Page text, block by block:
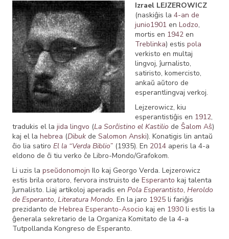
Izrael LEJZEROWICZ
(naskiĝis la 4-an de
junio1901 en Lodzo,
mortis en 1942en
Treblinka) estis pola
verkisto en multaj
lingvoj, ĵurnalisto,
satiristo, komercisto,
ankaŭ aŭtoro de
esperantlingvaj verkoj.
Lejzerowicz, kiu
esperantistiĝis en 1912,
tradukis el la jida lingvo (La Sorĉistino el Kastilio de Ŝalom Aŝ)
kaj el la hebrea (Dibukde Salomon Anski). Konatigis lin antaŭ
ĉio lia satiro El la “Verda Biblio”(1935). En 2014aperis la 4-a
eldono de ĉi tiu verko ĉe Libro-Mondo/Grafokom.
Li uzis la pseŭdonomojn Ilo kaj Georgo Verda. Lejzerowicz
estis brila oratoro, fervora instruisto de Esperanto kaj talenta
ĵurnalisto. Liaj artikoloj aperadis en Pola Esperantisto, Heroldo
de Esperanto, Literatura Mondo. En la jaro 1925li fariĝis
prezidanto de Hebrea Esperanto-Asocio kaj en 1930li estis la
ĝenerala sekretario de la Organiza Komitato de la 4-a
Tutpollanda Kongreso de Esperanto.